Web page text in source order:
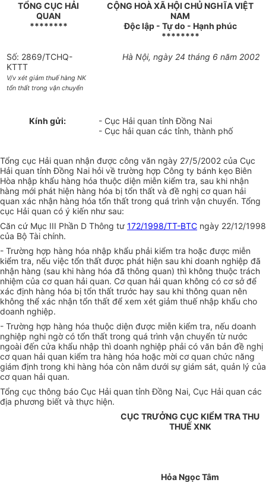
TỔNG CỤC HẢI
QUAN
********
CỘNG HOÀ XÃ HỘI CHỦ NGHĨA VIỆT
NAM
Độc lập - Tự do - Hạnh phúc
********
Số: 2869/TCHQ-
KTTT
V/v xét giảm thuế hàng NK
tổn thất trong vận chuyển
Hà Nội, ngày 24 tháng 6 năm 2002
Kính gửi:
- Cục Hải quan tỉnh Đồng Nai
- Cục hải quan các tỉnh, thành phố
Tổng cục Hải quan nhận được công văn ngày 27/5/2002 của Cục
Hải quan tỉnh Đồng Nai hỏi về trường hợp Công ty bánh kẹo Biên
Hòa nhập khẩu hàng hóa thuộc diện miễn kiểm tra, sau khi nhận
hàng mới phát hiện hàng hóa bị tổn thất và đề nghị cơ quan hải
quan xác nhận hàng hóa tổn thất trong quá trình vận chuyển. Tổng
cục Hải quan có ý kiến như sau:
Căn cứ Mục III Phần D Thông tư 172/1998/TT-BTC ngày 22/12/1998
của Bộ Tài chính.
- Trường hợp hàng hóa nhập khẩu phải kiểm tra hoặc được miễn
kiểm tra, nếu việc tổn thất được phát hiện sau khi doanh nghiệp đã
nhận hàng (sau khi hàng hóa đã thông quan) thì không thuộc trách
nhiệm của cơ quan hải quan. Cơ quan hải quan không có cơ sở để
xác định hàng hóa bị tổn thất trước hay sau khi thông quan nên
không thể xác nhận tổn thất để xem xét giảm thuế nhập khẩu cho
doanh nghiệp.
- Trường hợp hàng hóa thuộc diện được miễn kiểm tra, nếu doanh
nghiệp nghi ngờ có tổn thất trong quá trình vận chuyển từ nước
ngoài đến cửa khẩu nhập thì doanh nghiệp phải có văn bản đề nghị
cơ quan hải quan kiểm tra hàng hóa hoặc mời cơ quan chức năng
giám định trong khi hàng hóa còn nằm dưới sự giám sát, quản lý của
cơ quan hải quan.
Tổng cục thông báo Cục Hải quan tỉnh Đồng Nai, Cục Hải quan các
địa phương biết và thực hiện.
CỤC TRƯỞNG CỤC KIỂM TRA THU
THUẾ XNK
Hỏa Ngọc Tâm